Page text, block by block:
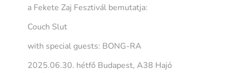
a Fekete Zaj Fesztivál bemutatja:
Couch Slut
with special guests: BONG-RA
2025.06.30. hétfő Budapest, A38 Hajó